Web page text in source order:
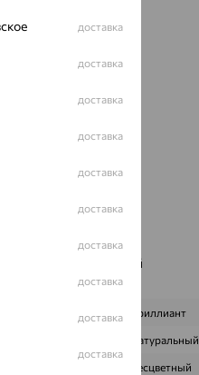
РОССИЯ
Бесцветный
Бриллиант
Натуральный
Бесцветный
доставка
доставка
доставка
доставка
доставка
доставка
доставка
доставка
доставка
доставка